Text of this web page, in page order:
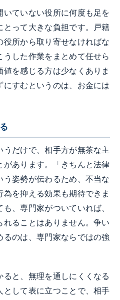
いていない役所に何度も足を
って大きな負担です。戸籍
役所から取り寄せなければな
した作業をまとめて任せら
を感じる方は少なくありま
すむというのは、お金には
だけで、相手方が無茶な主
あります。「きちんと法律
姿勢が伝わるため、不当な
を抑える効果も期待できま
、専門家がついていれば、
れることはありません。争い
のは、専門家ならではの強
と、無理を通しにくくなる
として表に立つことで、相手